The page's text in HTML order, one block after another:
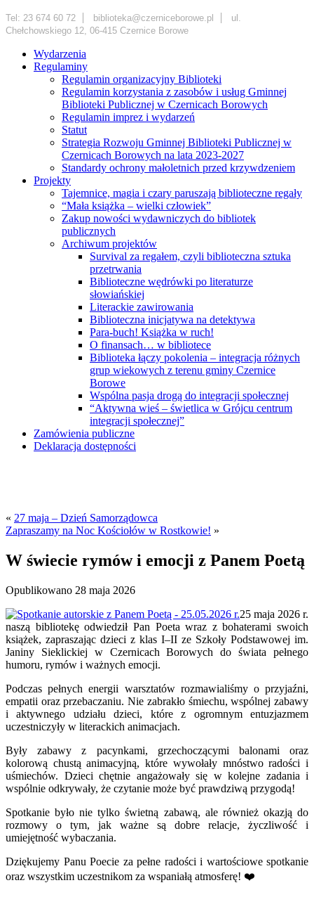
Tel: 23 674 60 72 biblioteka@czerniceborowe.pl
ul.
Chełchowskiego 12, 06-415 Czernice Borowe
Wydarzenia
Regulaminy
Regulamin organizacyjny Biblioteki
Regulamin korzystania z zasobów i usług Gminnej
Biblioteki Publicznej w Czernicach Borowych
Regulamin imprez i wydarzeń
Statut
Strategia Rozwoju Gminnej Biblioteki Publicznej w
Czernicach Borowych na lata 2023-2027
Standardy ochrony małoletnich przed krzywdzeniem
Projekty
Tajemnice, magia i czary paruszają biblioteczne regały
“Mała książka – wielki człowiek”
Zakup nowości wydawniczych do bibliotek
publicznych
Archiwum projektów
Survival za regałem, czyli biblioteczna sztuka
przetrwania
Biblioteczne wędrówki po literaturze
słowiańskiej
Literackie zawirowania
Biblioteczna inicjatywa na detektywa
Para-buch! Książka w ruch!
O finansach… w bibliotece
Biblioteka łączy pokolenia – integracja różnych
grup wiekowych z terenu gminy Czernice
Borowe
Wspólna pasja drogą do integracji społecznej
“Aktywna wieś – świetlica w Grójcu centrum
integracji społecznej”
Zamówienia publiczne
Deklaracja dostępności
« 27 maja – Dzień Samorządowca
Zapraszamy na Noc Kościołów w Rostkowie! »
W świecie rymów i emocji z Panem Poetą
Opublikowano 28 maja 2026
25 maja 2026 r.
naszą bibliotekę odwiedził Pan Poeta wraz z bohaterami swoich
książek, zapraszając dzieci z klas I–II ze Szkoły Podstawowej im.
Janiny Sieklickiej w Czernicach Borowych do świata pełnego
humoru, rymów i ważnych emocji.
Podczas pełnych energii warsztatów rozmawialiśmy o przyjaźni,
empatii oraz przebaczaniu. Nie zabrakło śmiechu, wspólnej zabawy
i aktywnego udziału dzieci, które z ogromnym entuzjazmem
uczestniczyły w literackich animacjach.
Były zabawy z pacynkami, grzechoczącymi balonami oraz
kolorową chustą animacyjną, które wywołały mnóstwo radości i
uśmiechów. Dzieci chętnie angażowały się w kolejne zadania i
wspólnie odkrywały, że czytanie może być prawdziwą przygodą!
Spotkanie było nie tylko świetną zabawą, ale również okazją do
rozmowy o tym, jak ważne są dobre relacje, życzliwość i
umiejętność wybaczania.
Dziękujemy Panu Poecie za pełne radości i wartościowe spotkanie
oraz wszystkim uczestnikom za wspaniałą atmosferę! ❤️